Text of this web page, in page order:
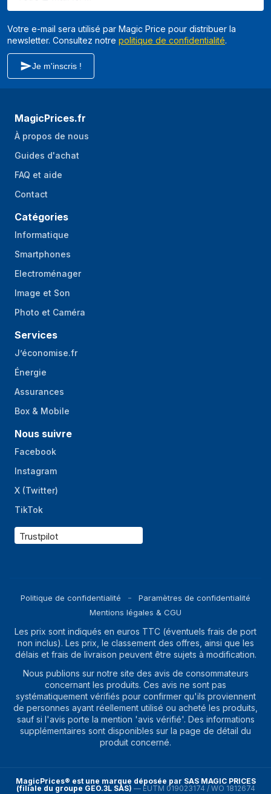
Votre e-mail sera utilisé par Magic Price pour distribuer la
newsletter. Consultez notre politique de confidentialité.
Je m'inscris !
MagicPrices.fr
À propos de nous
Guides d'achat
FAQ et aide
Contact
Catégories
Informatique
Smartphones
Electroménager
Image et Son
Photo et Caméra
Services
J’économise.fr
Énergie
Assurances
Box & Mobile
Nous suivre
Facebook
Instagram
X (Twitter)
TikTok
Trustpilot
Politique de confidentialité
Paramètres de confidentialité
Mentions légales & CGU
Les prix sont indiqués en euros TTC (éventuels frais de port
non inclus). Les prix, le classement des offres, ainsi que les
délais et frais de livraison peuvent être sujets à modification.
Nous publions sur notre site des avis de consommateurs
concernant les produits. Ces avis ne sont pas
systématiquement vérifiés pour confirmer qu'ils proviennent
de personnes ayant réellement utilisé ou acheté les produits,
sauf si l'avis porte la mention 'avis vérifié'. Des informations
supplémentaires sont disponibles sur la page de détail du
produit concerné.
MagicPrices® est une marque déposée par SAS MAGIC PRICES
(filiale du groupe GEO.3L SAS) — EUTM 019023174 / WO 1812674